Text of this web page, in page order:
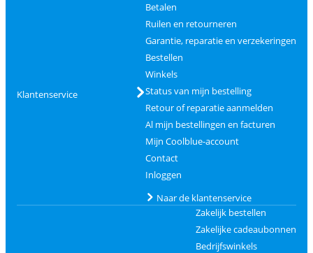
Klantenservice
Betalen
Ruilen en retourneren
Garantie, reparatie en verzekeringen
Bestellen
Winkels
Status van mijn bestelling
Retour of reparatie aanmelden
Al mijn bestellingen en facturen
Mijn Coolblue-account
Contact
Inloggen
Naar de klantenservice
Zakelijk bestellen
Zakelijke cadeaubonnen
Bedrijfswinkels